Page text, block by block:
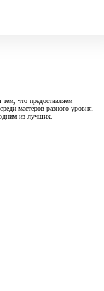
что предоставляем
мастеров разного уровня.
из лучших.